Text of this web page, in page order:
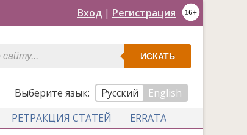
Вход | Регистрация
ИСКАТЬ
Выберите язык: Русский
English
РЕТРАКЦИЯ СТАТЕЙ ERRATA